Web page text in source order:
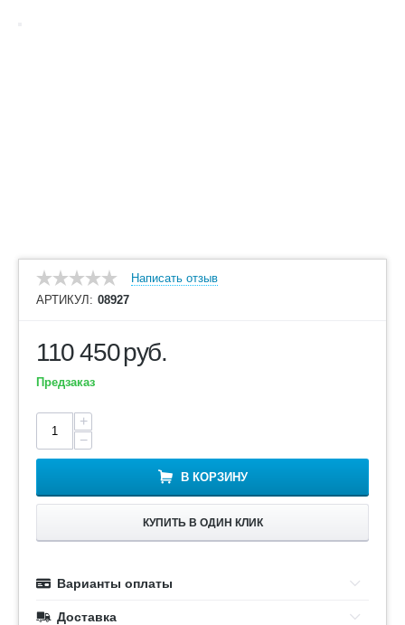
Написать отзыв
АРТИКУЛ: 08927
110 450руб.
Предзаказ
+
−
В КОРЗИНУ
КУПИТЬ В ОДИН КЛИК
Варианты оплаты
Доставка